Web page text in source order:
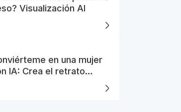
Visualización AI
en una mujer
IA: Crea el retrato